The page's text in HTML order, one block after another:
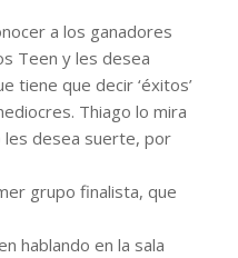
a los ganadores
Teen y les desea
tiene que decir ‘éxitos’
Thiago lo mira
les desea suerte, por
grupo finalista, que
hablando en la sala